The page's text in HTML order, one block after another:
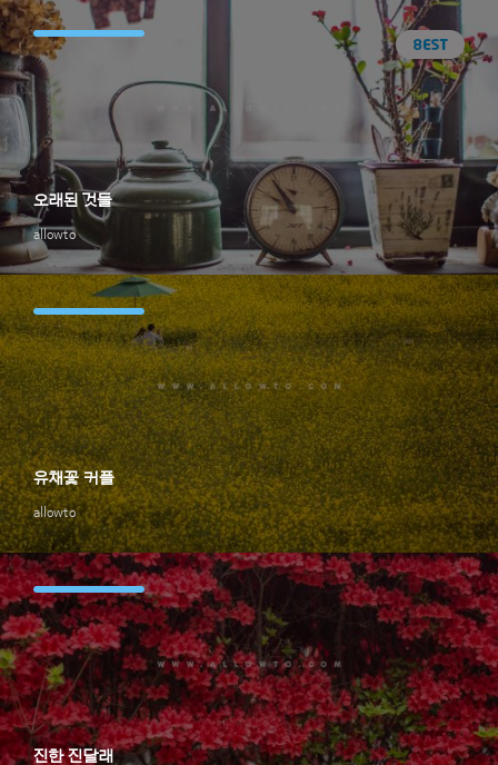
allowto
오래된 것들
allowto
유채꽃 커플
진한 진달래